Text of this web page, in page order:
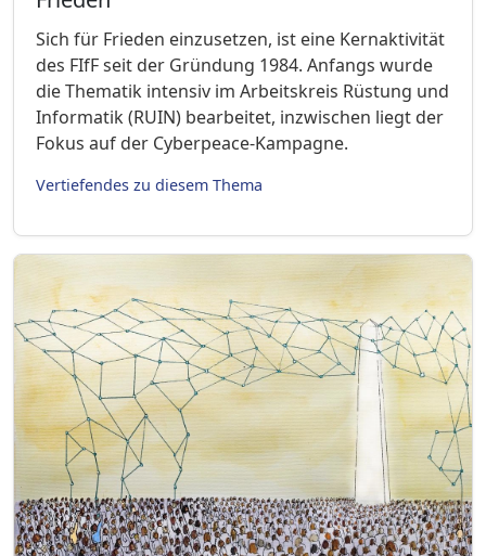
Sich für Frieden einzusetzen, ist eine Kernaktivität
des FIfF seit der Gründung 1984. Anfangs wurde
die Thematik intensiv im Arbeitskreis Rüstung und
Informatik (RUIN) bearbeitet, inzwischen liegt der
Fokus auf der Cyberpeace-Kampagne.
Vertiefendes zu diesem Thema